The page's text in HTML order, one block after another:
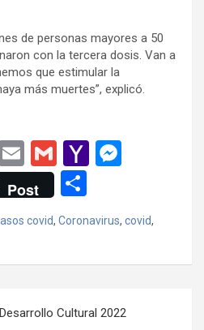
de personas mayores a 50
con la tercera dosis. Van a
que estimular la
más muertes”, explicó.
E
m
ail
G
m
ail
Y
o
o
ail
n
g
Post
m
p
tir
covid, Coronavirus, covid,
Cultural 2022